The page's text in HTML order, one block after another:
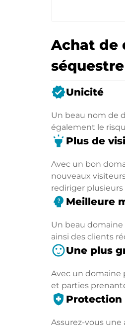
Achat de
séquestre
verifiedUnicité
Un beau nom de
également le
highlight Plus de
Avec un bon
nouveaux
rediriger
psychology_alt Meilleure
Un beau domaine
ainsi des clients
sentiment_satisfiedUne plus
Avec un domaine
et parties
health_and_safety Protection
Assurez-vous